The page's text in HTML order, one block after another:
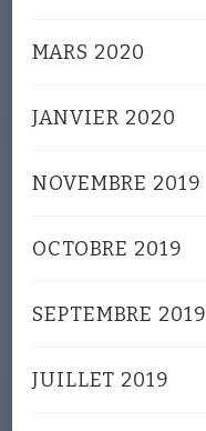
MARS 2020
JANVIER 2020
NOVEMBRE 2019
OCTOBRE 2019
SEPTEMBRE 2019
JUILLET 2019